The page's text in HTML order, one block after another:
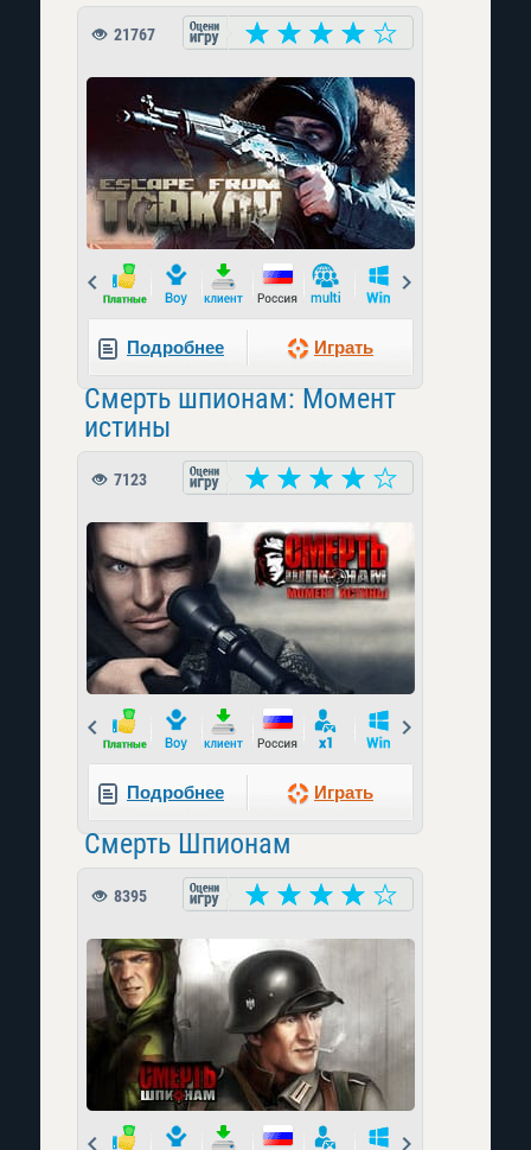
21767
Prev
Подробнее Играть
Смерть шпионам: Момент
истины
7123
Prev
Подробнее Играть
Смерть Шпионам
8395
Prev